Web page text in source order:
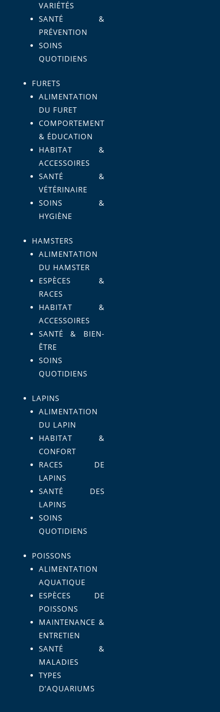
VARIÉTÉS
SANTÉ &
PRÉVENTION
SOINS
QUOTIDIENS
FURETS
ALIMENTATION
DU FURET
COMPORTEMENT
& ÉDUCATION
HABITAT &
ACCESSOIRES
SANTÉ &
VÉTÉRINAIRE
SOINS &
HYGIÈNE
HAMSTERS
ALIMENTATION
DU HAMSTER
ESPÈCES &
RACES
HABITAT &
ACCESSOIRES
SANTÉ & BIEN-
ÊTRE
SOINS
QUOTIDIENS
LAPINS
ALIMENTATION
DU LAPIN
HABITAT &
CONFORT
RACES DE
LAPINS
SANTÉ DES
LAPINS
SOINS
QUOTIDIENS
POISSONS
ALIMENTATION
AQUATIQUE
ESPÈCES DE
POISSONS
MAINTENANCE &
ENTRETIEN
SANTÉ &
MALADIES
TYPES
D’AQUARIUMS